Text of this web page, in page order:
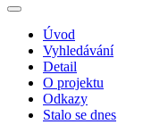
Úvod
Vyhledávání
Detail
O projektu
Odkazy
Stalo se dnes